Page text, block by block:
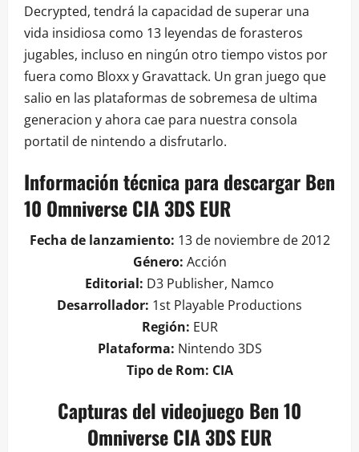
Decrypted, tendrá la capacidad de superar una
vida insidiosa como 13 leyendas de forasteros
jugables, incluso en ningún otro tiempo vistos por
fuera como Bloxx y Gravattack. Un gran juego que
salio en las plataformas de sobremesa de ultima
generacion y ahora cae para nuestra consola
portatil de nintendo a disfrutarlo.
Información técnica para descargar Ben
10 Omniverse CIA 3DS EUR
Fecha de lanzamiento: 13 de noviembre de 2012
Género: Acción
Editorial: D3 Publisher, Namco
Desarrollador: 1st Playable Productions
Región: EUR
Plataforma: Nintendo 3DS
Tipo de Rom: CIA
Capturas del videojuego Ben 10
Omniverse CIA 3DS EUR